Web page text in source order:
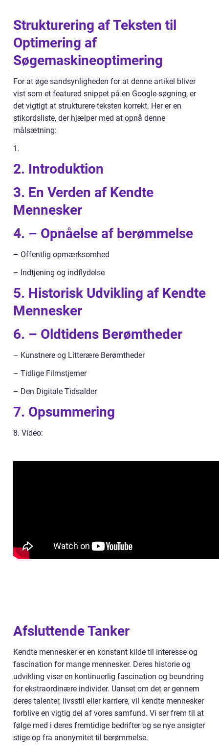
Strukturering af Teksten til
Optimering af
Søgemaskineoptimering
For at øge sandsynligheden for at denne artikel bliver
vist som et featured snippet på en Google-søgning, er
det vigtigt at strukturere teksten korrekt. Her er en
stikordsliste, der hjælper med at opnå denne
målsætning:
1.
2. Introduktion
3. En Verden af Kendte
Mennesker
4. – Opnåelse af berømmelse
– Offentlig opmærksomhed
– Indtjening og indflydelse
5. Historisk Udvikling af Kendte
Mennesker
6. – Oldtidens Berømtheder
– Kunstnere og Litterære Berømtheder
– Tidlige Filmstjerner
– Den Digitale Tidsalder
7. Opsummering
8. Video:
Afsluttende Tanker
Kendte mennesker er en konstant kilde til interesse og
fascination for mange mennesker. Deres historie og
udvikling viser en kontinuerlig fascination og beundring
for ekstraordinære individer. Uanset om det er gennem
deres talenter, livsstil eller karriere, vil kendte mennesker
forblive en vigtig del af vores samfund. Vi ser frem til at
følge med i deres fremtidige bedrifter og se nye ansigter
stige op fra anonymitet til berømmelse.